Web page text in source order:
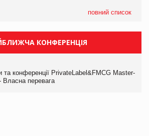
повний список
КОНФЕРЕНЦІЯ
та конференції PrivateLabel&FMCG Master-
перевага